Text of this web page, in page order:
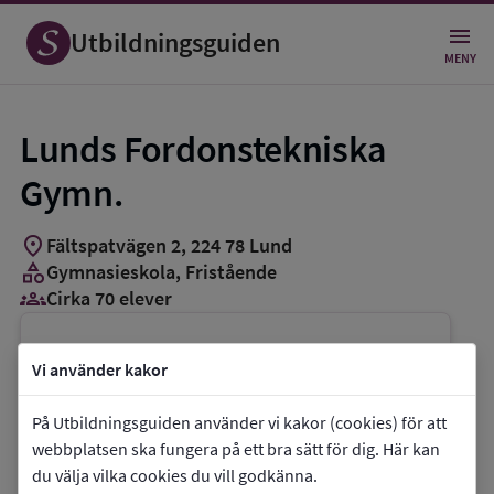
Vi använder kakor
På Utbildningsguiden använder vi kakor (cookies) för att
webbplatsen ska fungera på ett bra sätt för dig. Här kan
du välja vilka cookies du vill godkänna.
Utbildningsguiden MENY
Lunds Fordonstekniska
Gymn.
location_on Fältspatvägen 2, 224 78 Lund
categoryGymnasieskola, Fristående
groups_3Cirka 70 elever
Vill du kontakta skolan?
phoneTelefon:046-151685
mailE-post:info@lftg.se
link Webbplats: Lunds Fordonstekniska Gymn.